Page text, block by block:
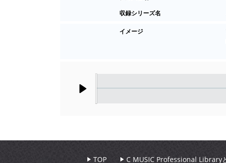
収録シリーズ名
イメージ
TOP C MUSIC Professional Library